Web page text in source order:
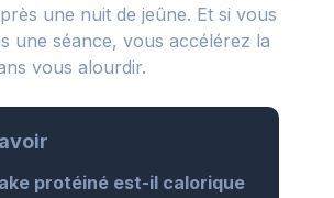
une nuit de jeûne. Et si vous
une séance, vous accélérez la
vous alourdir.
protéiné est-il calorique